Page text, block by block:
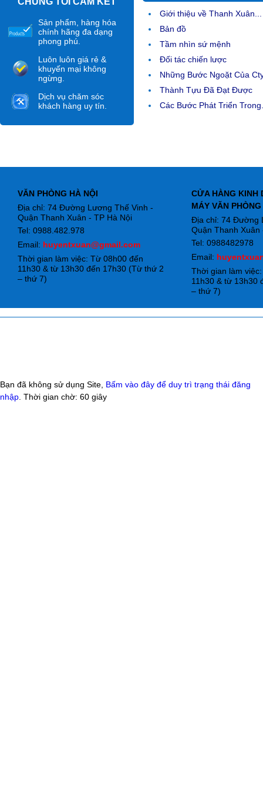
Sản phẩm, hàng hóa
chính hãng đa dạng
phong phú.
Luôn luôn giá rẻ &
khuyến mại không
ngừng.
Dịch vụ chăm sóc
khách hàng uy tín.
Giới thiệu về Thanh Xuân...
Bản đồ
Tầm nhìn sứ mệnh
Đối tác chiến lược
Những Bước Ngoặt Của
Thành Tựu Đã Đạt Được
Các Bước Phát Triển
VĂN PHÒNG HÀ NỘI
Địa chỉ: 74 Đường Lương Thế Vinh -
Quận Thanh Xuân - TP Hà Nội
Tel: 0988.482.978
Email: huyentxuan@gmail.com
Thời gian làm việc: Từ 08h00 đến
11h30 & từ 13h30 đến 17h30 (Từ thứ 2
– thứ 7)
CỬA HÀNG KINH
MÁY VĂN PHÒNG
Địa chỉ: 74 Đường
Quận Thanh Xuân
Tel: 0988482978
Email:
Thời gian làm
11h30 & từ 13h30
– thứ 7)
Bạn đã không sử dụng Site, Bấm vào đây để duy trì trạng thái đăng
nhập . Thời gian chờ: 60 giây